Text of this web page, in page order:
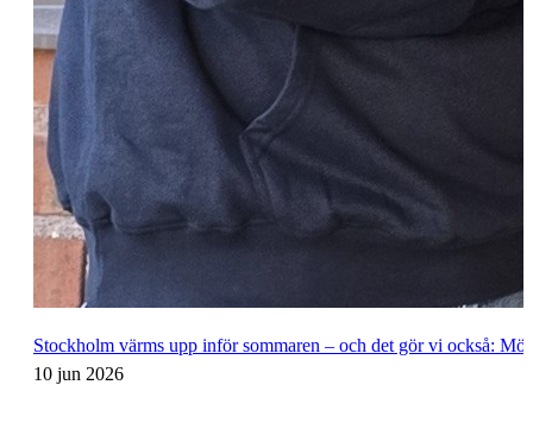
Stockholm värms upp inför sommaren – och det gör vi också:
10 jun 2026